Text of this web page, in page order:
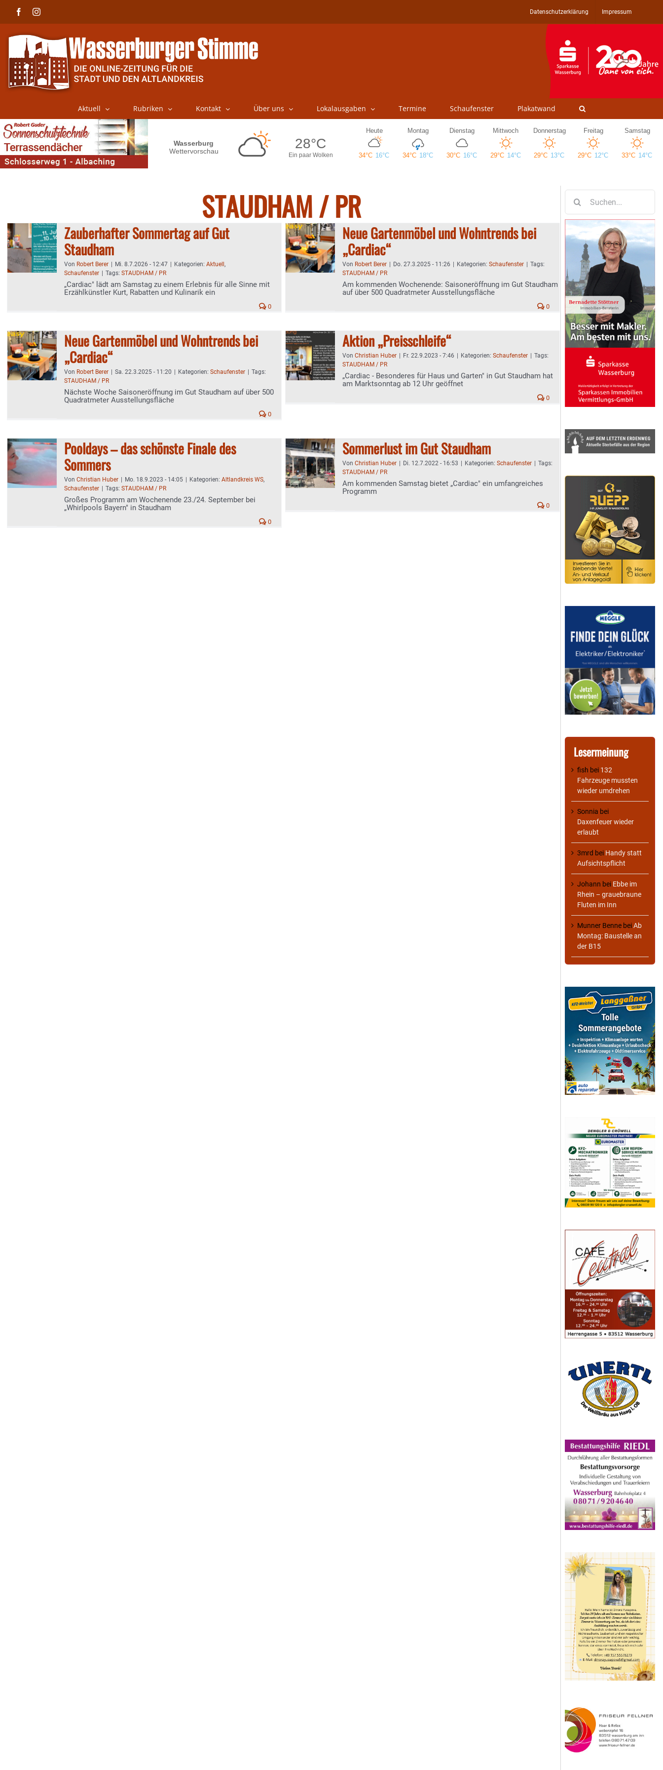
FacebookInstagram Datenschutzerklärung Impressum
Aktuell Rubriken Kontakt Über uns Lokalausgaben Termine Schaufenster Plakatwand
STAUDHAM / PR
Zauberhafter Sommertag auf Gut
Staudham
Von Robert Berer Mi. 8.7.2026 - 12:47 Kategorien: Aktuell ,
Schaufenster
Tags: STAUDHAM / PR
„Cardiac" lädt am Samstag zu einem Erlebnis für alle Sinne mit
Erzählkünstler Kurt, Rabatten und Kulinarik ein
0
Neue Gartenmöbel und Wohntrends bei
„Cardiac“
Von Robert Berer Do. 27.3.2025 - 11:26 Kategorien: Schaufenster
Tags:
STAUDHAM / PR
Am kommenden Wochenende: Saisoneröffnung im Gut Staudham
auf über 500 Quadratmeter Ausstellungsfläche
0
Neue Gartenmöbel und Wohntrends bei
„Cardiac“
Von Robert Berer Sa. 22.3.2025 - 11:20 Kategorien: Schaufenster
Tags:
STAUDHAM / PR
Nächste Woche Saisoneröffnung im Gut Staudham auf über 500
Quadratmeter Ausstellungsfläche
0
Aktion „Preisschleife“
Von Christian Huber Fr. 22.9.2023 - 7:46 Kategorien: Schaufenster
Tags:
STAUDHAM / PR
„Cardiac - Besonderes für Haus und Garten" in Gut Staudham hat
am Marktsonntag ab 12 Uhr geöffnet
0
Pooldays – das schönste Finale des
Sommers
Von Christian Huber Mo. 18.9.2023 - 14:05 Kategorien: Altlandkreis WS,
Schaufenster
Tags: STAUDHAM / PR
Großes Programm am Wochenende 23./24. September bei
„Whirlpools Bayern" in Staudham
0
Sommerlust im Gut Staudham
Von Christian Huber Di. 12.7.2022 - 16:53 Kategorien: Schaufenster
Tags:
STAUDHAM / PR
Am kommenden Samstag bietet „Cardiac" ein umfangreiches
Programm
0
nach:
Lesermeinung
fish bei 132
Fahrzeuge mussten
wieder umdrehen
Sonnia bei
Daxenfeuer wieder
erlaubt
3mrd bei Handy statt
Aufsichtspflicht
Johann bei Ebbe im
Rhein – grauebraune
Fluten im Inn
Munner Benne beiAb
Montag: Baustelle an
der B15